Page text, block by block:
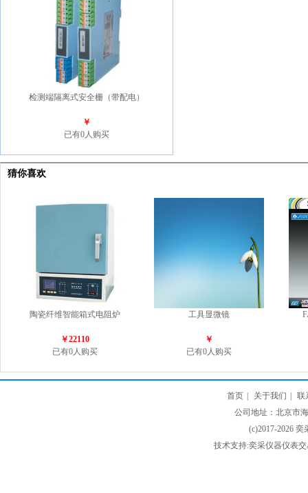
检测端隔离式安全栅（带配电）
￥
已有0人购买
猜你喜欢
陶瓷纤维智能箱式电阻炉
￥22110
已有0人购买
工具显微镜
￥
已有0人购买
首页 关于我们
联
公司地址：北京市
(c)2017-2026
技术支持:奕采仪器仪表